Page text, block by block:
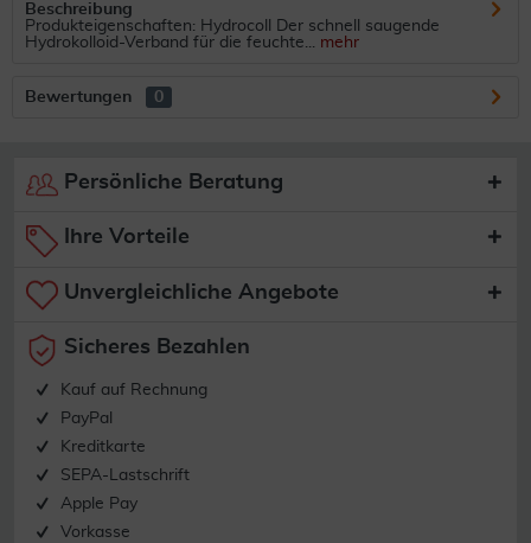
Beschreibung
Produkteigenschaften: Hydrocoll Der schnell saugende
Hydrokolloid-Verband für die feuchte... mehr
Bewertungen 0
Persönliche Beratung
Ihre Vorteile
Unvergleichliche Angebote
Sicheres Bezahlen
Kauf auf Rechnung
PayPal
Kreditkarte
SEPA-Lastschrift
Apple Pay
Vorkasse